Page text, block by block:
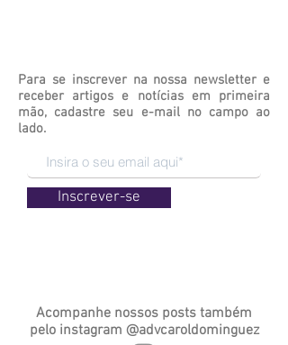
Para se inscrever na nossa newsletter e
receber artigos e notícias em primeira
mão, cadastre seu e-mail no campo ao
lado.
Inscrever-se
Acompanhe nossos posts também
peloinstagram @advcaroldominguez